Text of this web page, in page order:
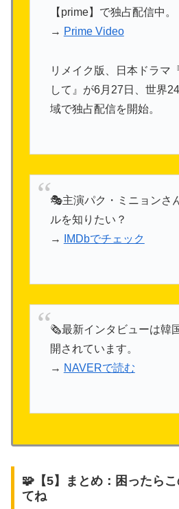
【prime】で独占配信中。
→ Prime Video
リメイク版、日本ドラマ
して』が6月27日、世界
域で独占配信を開始。
🎭主演パク・ミニョンさ
ルを知りたい？
→
IMDbでチェック
🗞最新インタビューは韓
開されています。
→ NAVERで読む
🧩【5】まとめ：困ったら
てね